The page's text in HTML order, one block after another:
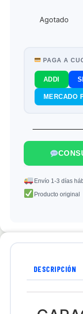
Agotado
PAGA A
ADDI
MERCADO
Envío 1-3 días
Producto original
DESCRIPCIÓN